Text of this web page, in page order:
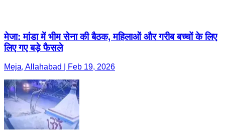
मेजा: मांडा में भीम सेना की बैठक, महिलाओं और गरीब बच्चों के लिए
लिए गए बड़े फैसले
Meja, Allahabad | Feb 19, 2026